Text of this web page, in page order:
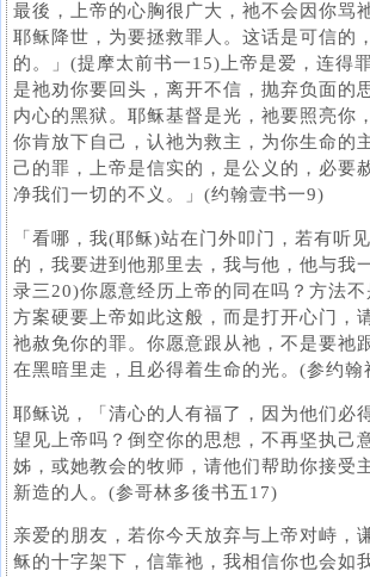
最後，上帝的心胸很广大，祂不会因你骂
耶稣降世，为要拯救罪人。这话是可信的
的。」(提摩太前书一15)上帝是爱，连得
是祂劝你要回头，离开不信，抛弃负面的
内心的黑狱。耶稣基督是光，祂要照亮你
你肯放下自己，认祂为救主，为你生命的
己的罪，上帝是信实的，是公义的，必要
净我们一切的不义。」(约翰壹书一9)
「看哪，我(耶稣)站在门外叩门，若有听
的，我要进到他那里去，我与他，他与我
录三20)你愿意经历上帝的同在吗？方法
方案硬要上帝如此这般，而是打开心门，
祂赦免你的罪。你愿意跟从祂，不是要祂
在黑暗里走，且必得着生命的光。(参约翰
耶稣说，「清心的人有福了，因为他们必
望见上帝吗？倒空你的思想，不再坚执己
姊，或她教会的牧师，请他们帮助你接受
新造的人。(参哥林多後书五17)
亲爱的朋友，若你今天放弃与上帝对峙，
稣的十字架下，信靠祂，我相信你也会如